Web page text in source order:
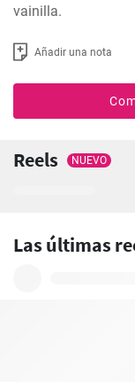
vainilla.
Añadir una nota
Reels NUEVO
Las últimas